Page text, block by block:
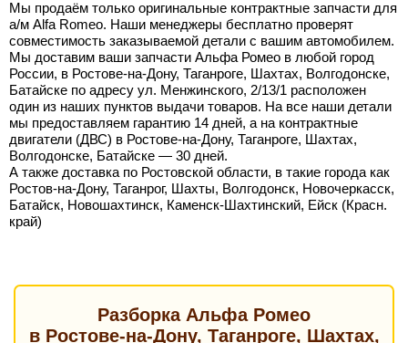
Мы продаём только оригинальные контрактные запчасти для
а/м Alfa Romeo. Наши менеджеры бесплатно проверят
совместимость заказываемой детали с вашим автомобилем.
Мы доставим ваши запчасти Альфа Ромео в любой город
России, в Ростове-на-Дону, Таганроге, Шахтах, Волгодонске,
Батайске по адресу ул. Менжинского, 2/13/1 расположен
один из наших пунктов выдачи товаров. На все наши детали
мы предоставляем гарантию 14 дней, а на контрактные
двигатели (ДВС) в Ростове-на-Дону, Таганроге, Шахтах,
Волгодонске, Батайске — 30 дней.
А также доставка по Ростовской области, в такие города как
Ростов-на-Дону, Таганрог, Шахты, Волгодонск, Новочеркасск,
Батайск, Новошахтинск, Каменск-Шахтинский, Ейск (Красн.
край)
Разборка Альфа Ромео
в Ростове-на-Дону, Таганроге, Шахтах,